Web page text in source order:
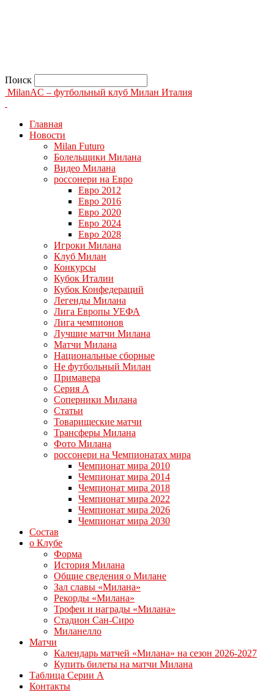
Поиск
MilanAC – футбольный клуб Милан Италия
Главная
Новости
Milan Futuro
Болельщики Милана
Видео Милана
россонери на Евро
Евро 2012
Евро 2016
Евро 2020
Евро 2024
Евро 2028
Игроки Милана
Клуб Милан
Конкурсы
Кубок Италии
Кубок Конфедераций
Легенды Милана
Лига Европы УЕФА
Лига чемпионов
Лучшие матчи Милана
Матчи Милана
Национальные сборные
Не футбольный Милан
Примавера
Серия А
Соперники Милана
Статьи
Товарищеские матчи
Трансферы Милана
Фото Милана
россонери на Чемпионатах мира
Чемпионат мира 2010
Чемпионат мира 2014
Чемпионат мира 2018
Чемпионат мира 2022
Чемпионат мира 2026
Чемпионат мира 2030
Состав
о Клубе
Форма
История Милана
Общие сведения о Милане
Зал славы «Милана»
Рекорды «Милана»
Трофеи и награды «Милана»
Стадион Сан-Сиро
Миланелло
Матчи
Календарь матчей «Милана» на сезон 2026-2027
Купить билеты на матчи Милана
Таблица Серии А
Контакты